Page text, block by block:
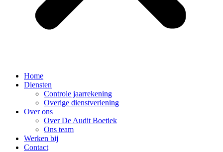
Home
Diensten
Controle jaarrekening
Overige dienstverlening
Over ons
Over De Audit Boetiek
Ons team
Werken bij
Contact